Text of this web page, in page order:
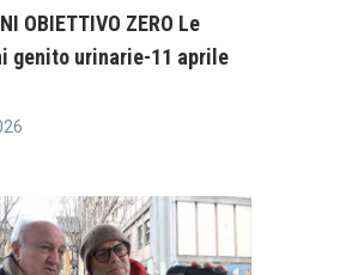
OBIETTIVO ZERO Le
genito urinarie-11 aprile